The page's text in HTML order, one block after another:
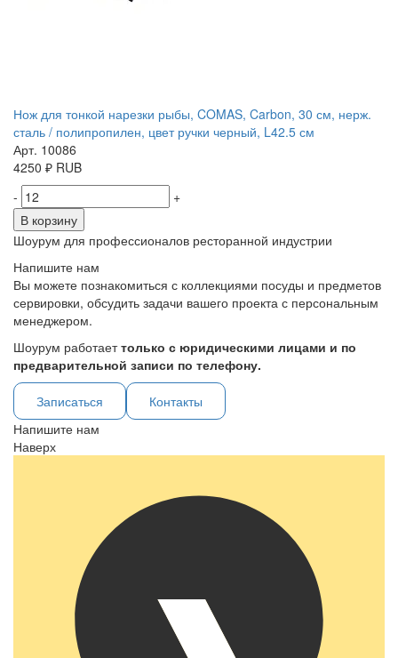
Нож для тонкой нарезки рыбы, COMAS, Carbon, 30 см, нерж.
сталь / полипропилен, цвет ручки черный, L42.5 см
Арт. 10086
4250 ₽ RUB
-
+
В корзину
Шоурум для профессионалов ресторанной индустрии
Напишите нам
Вы можете познакомиться с коллекциями посуды и предметов
сервировки, обсудить задачи вашего проекта с персональным
менеджером.
Шоурум работаеттолько с юридическими лицами и по
предварительной записи по телефону.
Записаться
Контакты
Напишите нам
Наверх